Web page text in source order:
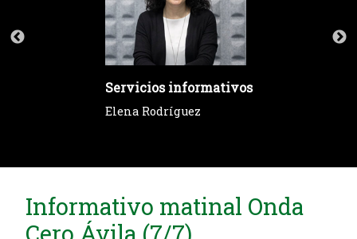
Servicios informativos
Elena Rodríguez
Informativo matinal Onda